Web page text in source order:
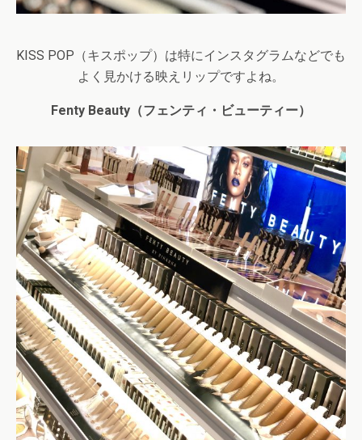
KISS POP （キスポップ）は特にインスタグラムなどでも
よく見かける映えリップですよね。
Fenty Beauty （フェンティ・ビューティー）